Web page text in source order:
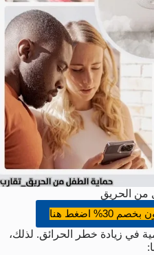
من الحريق
اضغط هنا
في زيادة خطر الحرائق. لذلك،